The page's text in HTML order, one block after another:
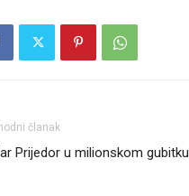
članak
Prijedor u milionskom gubitku